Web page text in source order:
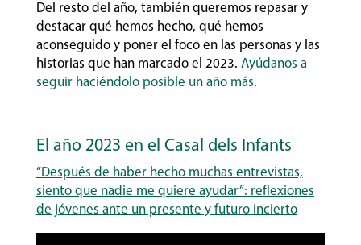
Del resto del año, también queremos repasar y
destacar qué hemos hecho, qué hemos
aconseguido y poner el foco en las personas y las
historias que han marcado el 2023. Ayúdanos a
seguir haciéndolo posible un año más.
El año 2023 en el Casal dels Infants
“Después de haber hecho muchas entrevistas,
siento que nadie me quiere ayudar”: reflexiones
de jóvenes ante un presente y futuro incierto